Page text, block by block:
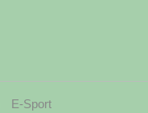
E-Sport